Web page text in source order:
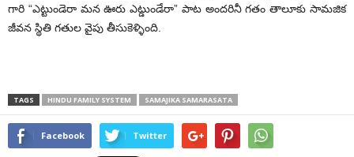
గారి “ఎట్టుండెరా మన ఊరు ఎట్డుండేరా” పాట అందరినీ గతం తాలూకు సామజిక
జీవన స్థితి గతుల వైపు తీసుకెళ్ళింది.
TAGS HINDU FAMILY SYSTEM SAMAJIKA SAMARASATA
Facebook Twitter